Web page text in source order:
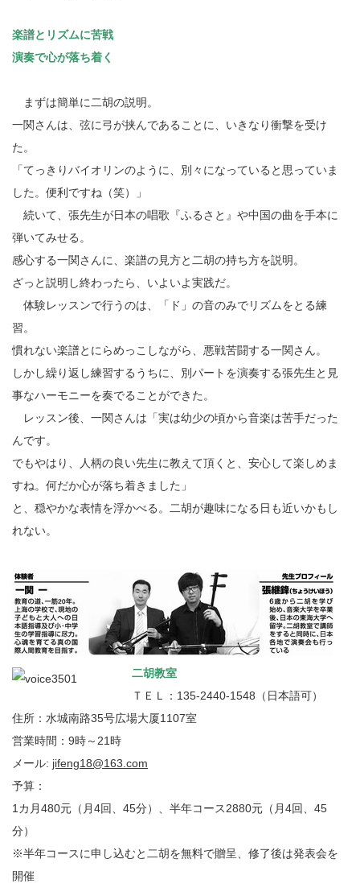
楽譜とリズムに苦戦
演奏で心が落ち着く
まずは簡単に二胡の説明。
一関さんは、弦に弓が挟んであることに、いきなり衝撃を受け
た。
「てっきりバイオリンのように、別々になっていると思っていま
した。便利ですね（笑）」
続いて、張先生が日本の唱歌『ふるさと』や中国の曲を手本に
弾いてみせる。
感心する一関さんに、楽譜の見方と二胡の持ち方を説明。
ざっと説明し終わったら、いよいよ実践だ。
体験レッスンで行うのは、「ド」の音のみでリズムをとる練
習。
慣れない楽譜とにらめっこしながら、悪戦苦闘する一関さん。
しかし繰り返し練習するうちに、別パートを演奏する張先生と見
事なハーモニーを奏でることができた。
レッスン後、一関さんは「実は幼少の頃から音楽は苦手だった
んです。
でもやはり、人柄の良い先生に教えて頂くと、安心して楽しめま
すね。何だか心が落ち着きました」
と、穏やかな表情を浮かべる。二胡が趣味になる日も近いかもし
れない。
二胡教室
ＴＥＬ：135-2440-1548（日本語可）
住所：水城南路35号広場大厦1107室
営業時間：9時～21時
メール: jifeng18@163.com
予算：
1カ月480元（月4回、45分）、半年コース2880元（月4回、45
分）
※半年コースに申し込むと二胡を無料で贈呈、修了後は発表会を
開催